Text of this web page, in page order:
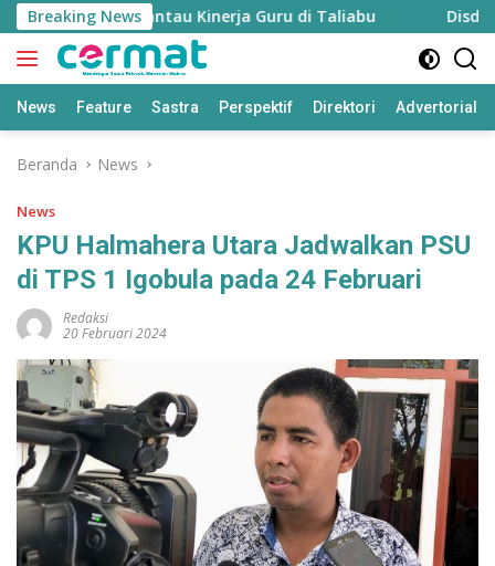
Langsung
ke
konten
Breaking News
untuk Pantau Kinerja Guru di Taliabu Disdik
News Feature Sastra Perspektif Direktori Advertorial
Beranda News
News
KPU Halmahera Utara Jadwalkan PSU
di TPS 1 Igobula pada 24 Februari
Redaksi
20 Februari 2024